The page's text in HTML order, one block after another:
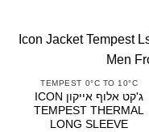
TEMPEST 0°C TO 10°C
ג'קט אלוף אייקון ICON
TEMPEST THERMAL
LONG SLEEVE